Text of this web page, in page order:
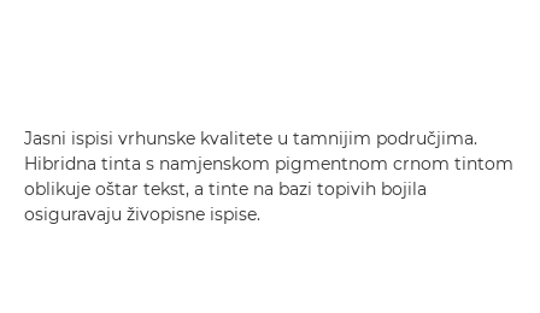
Jasni ispisi vrhunske kvalitete u tamnijim područjima.
Hibridna tinta s namjenskom pigmentnom crnom tintom
oblikuje oštar tekst, a tinte na bazi topivih bojila
osiguravaju živopisne ispise.